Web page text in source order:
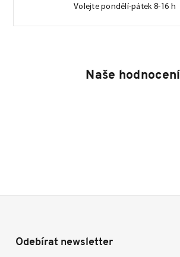
Volejte pondělí-pátek 8-16 h
Naše hodnocení
Odebírat newsletter